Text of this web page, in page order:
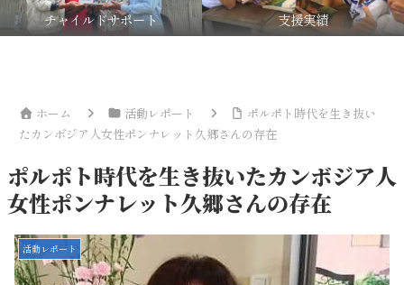
チャイルドサポート 支援実績
ホーム 活動レポート
ポルポト時代を生き抜い
たカンボジア人女性ポンナレット久郷さんの存在
ポルポト時代を生き抜いたカンボジア人
女性ポンナレット久郷さんの存在
活動レポート